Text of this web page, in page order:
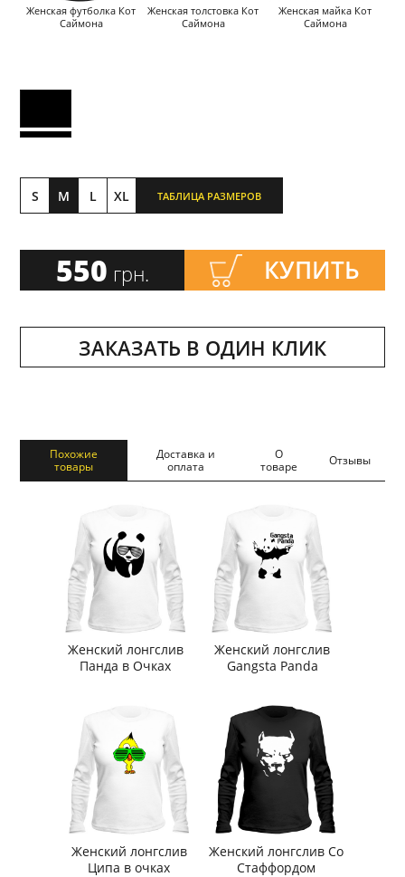
Женская футболка Кот
Саймона
Женская толстовка Кот
Саймона
Женская майка Кот
Саймона
S M L XL ТАБЛИЦА РАЗМЕРОВ
550 грн. КУПИТЬ
ЗАКАЗАТЬ В ОДИН КЛИК
Похожие
товары
Доставка и
оплата
О
товаре
Отзывы
Женский лонгслив
Панда в Очках
Женский лонгслив
Gangsta Panda
Женский лонгслив
Ципа в очках
Женский лонгслив Со
Стаффордом